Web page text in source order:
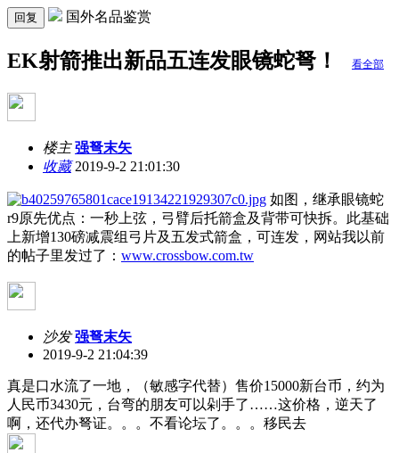
回复 国外名品鉴赏
EK射箭推出新品五连发眼镜蛇弩！ 看全部
楼主 强弩末矢
收藏2019-9-2 21:01:30
如图，继承眼镜蛇
r9原先优点：一秒上弦，弓臂后托箭盒及背带可快拆。此基础
上新增130磅减震组弓片及五发式箭盒，可连发，网站我以前
的帖子里发过了： www.crossbow.com.tw
沙发 强弩末矢
2019-9-2 21:04:39
真是口水流了一地，（敏感字代替）售价15000新台币，约为
人民币3430元，台弯的朋友可以剁手了……这价格，逆天了
啊，还代办弩证。。。不看论坛了。。。移民去